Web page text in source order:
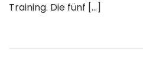
Training. Die fünf […]